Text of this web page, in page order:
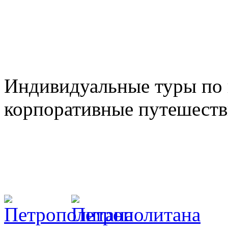
Индивидуальные туры
корпоративные